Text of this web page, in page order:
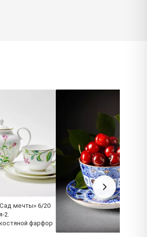
мечты» 6/20
2.
фарфор